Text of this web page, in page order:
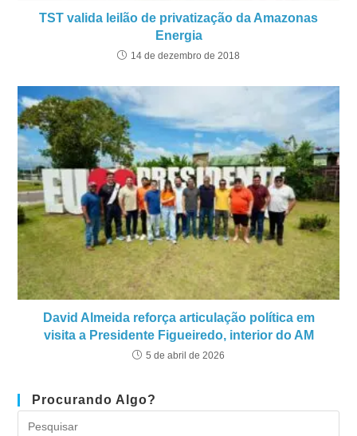
TST valida leilão de privatização da Amazonas
Energia
14 de dezembro de 2018
David Almeida reforça articulação política em
visita a Presidente Figueiredo, interior do AM
5 de abril de 2026
Procurando Algo?